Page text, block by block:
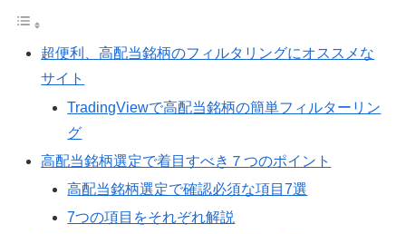
超便利、高配当銘柄のフィルタリングにオススメな
サイト
TradingViewで高配当銘柄の簡単フィルターリン
グ
高配当銘柄選定で着目すべき７つのポイント
高配当銘柄選定で確認必須な項目7選
7つの項目をそれぞれ解説